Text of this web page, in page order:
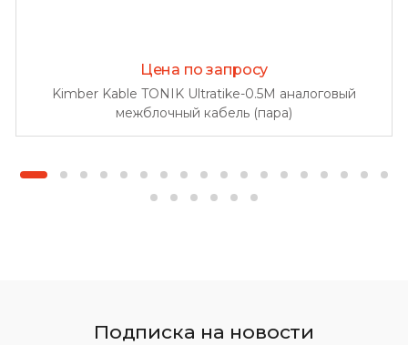
Цена по запросу
Kimber Kable TONIK Ultratike-0.5M аналоговый
межблочный кабель (пара)
Подписка на новости